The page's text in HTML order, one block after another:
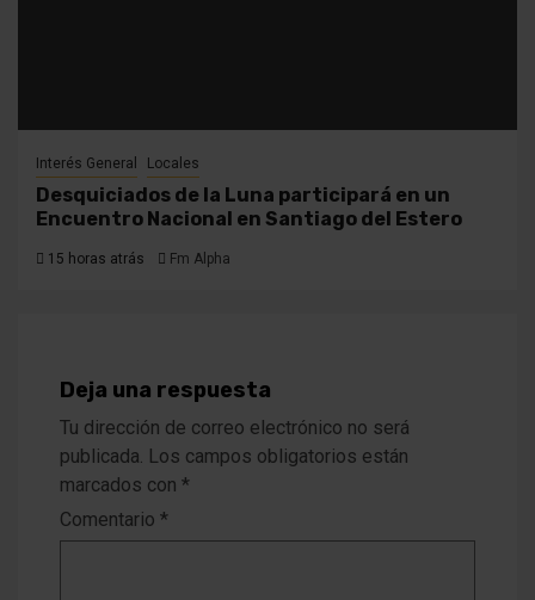
Interés General Locales
Desquiciados de la Luna participará en un
Encuentro Nacional en Santiago del Estero
15 horas atrás Fm Alpha
Deja una respuesta
Tu dirección de correo electrónico no será
publicada. Los campos obligatorios están
marcados con *
Comentario *